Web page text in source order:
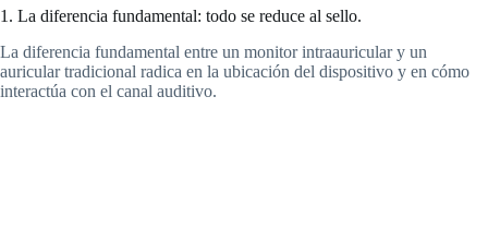
1. La diferencia fundamental: todo se reduce al sello.
La diferencia fundamental entre un monitor intraauricular y un
auricular tradicional radica en la ubicación del dispositivo y en cómo
interactúa con el canal auditivo.